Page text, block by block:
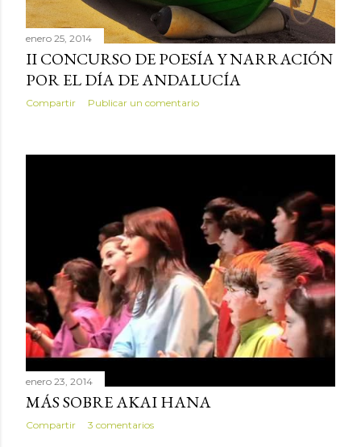
enero 25, 2014
II CONCURSO DE POESÍA Y NARRACIÓN
POR EL DÍA DE ANDALUCÍA
Compartir Publicar un comentario
enero 23, 2014
MÁS SOBRE AKAI HANA
Compartir 3 comentarios